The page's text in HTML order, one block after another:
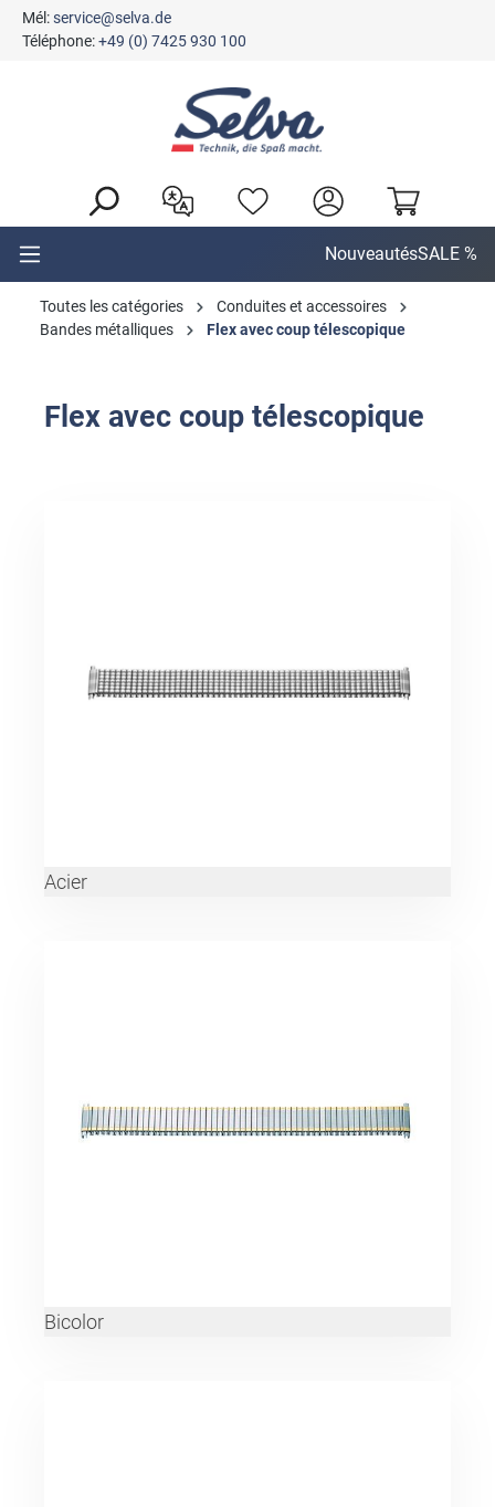
principal
Mél:service@selva.de
Téléphone:+49 (0) 7425 930 100
NouveautésSALE %
Toutes les catégories
Conduites et accessoires
Bandes métalliques
Flex avec coup télescopique
Flex avec coup télescopique
Acier
Bicolor